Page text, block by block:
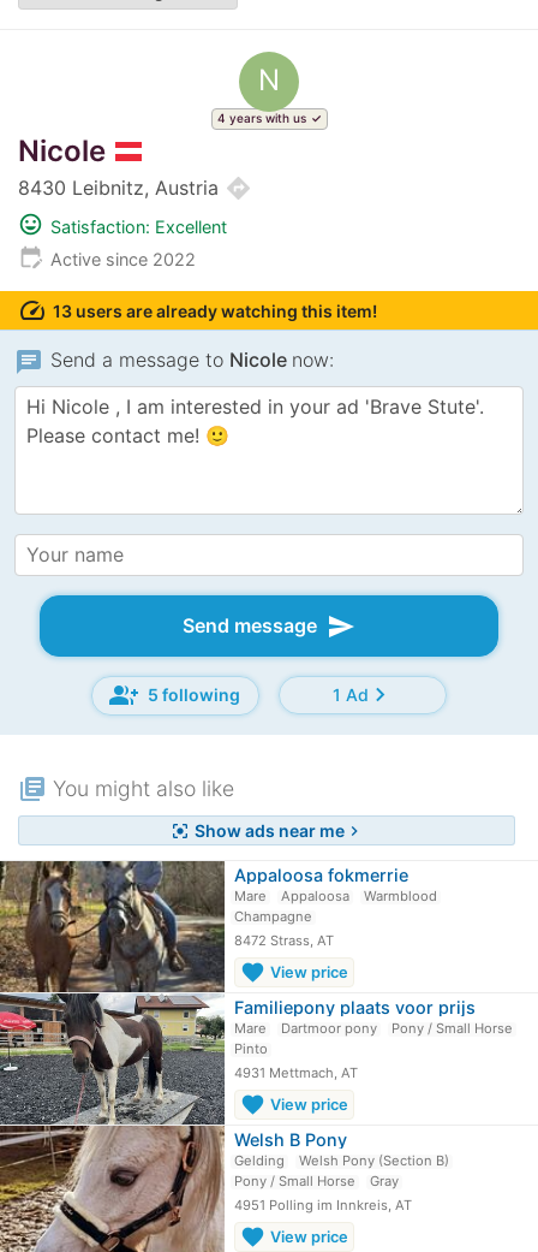
N
4 years with us
Nicole
8430 Leibnitz, Austria directions
mood Satisfaction: Excellent
edit_calendar Active since 2022
speed 13 users are already watching this item!
chat Send a message to Nicole now:
Send message send
group_add 5 following 1 Adchevron_right
library_books You might also like
center_focus_strong Show ads near mechevron_right
Appaloosa fokmerrie
Mare Appaloosa
Warmblood
Champagne
8472 Strass, AT
favorite View price
Familiepony plaats voor prijs
Mare Dartmoor pony
Pony / Small Horse
Pinto
4931 Mettmach, AT
favorite View price
Welsh B Pony
Gelding
Welsh Pony (Section B)
Pony / Small Horse
Gray
4951 Polling im Innkreis, AT
favorite View price